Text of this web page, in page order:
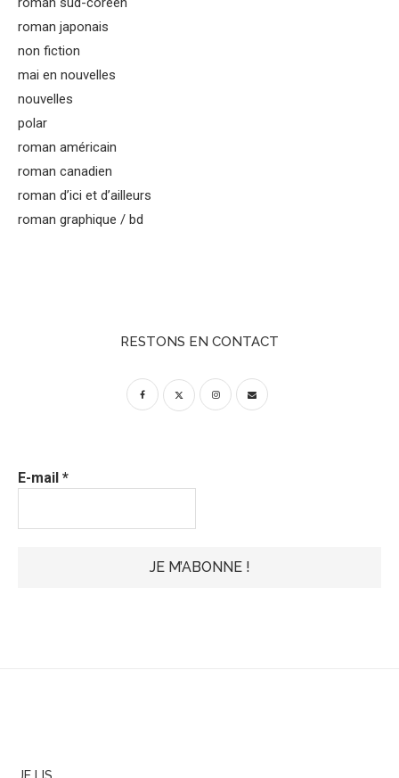
roman japonais
non fiction
mai en nouvelles
nouvelles
polar
roman américain
roman canadien
roman d’ici et d’ailleurs
roman graphique / bd
RESTONS EN CONTACT
E-mail *